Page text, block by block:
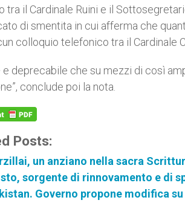
tra il Cardinale Ruini e il
di smentita in cui afferma che
colloquio telefonico tra il Cardinale
e deprecabile che su mezzi di così
conclude poi la nota.
Posts:
un anziano nella sacra
sorgente di rinnovamento e di
Governo propone modifica